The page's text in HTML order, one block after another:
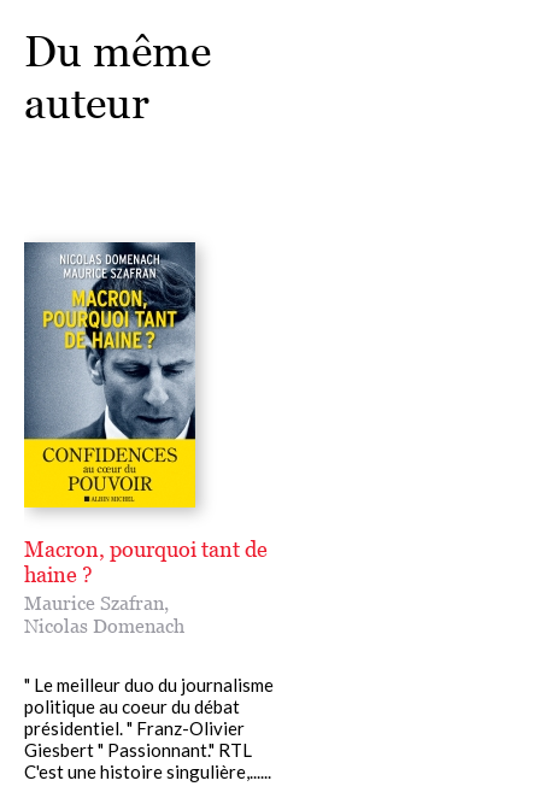
Du même
auteur
Macron, pourquoi tant de
haine ?
Maurice Szafran
Nicolas Domenach
" Le meilleur duo du journalisme
politique au coeur du débat
présidentiel. " Franz-Olivier
Giesbert " Passionnant." RTL
C'est une histoire singulière,......